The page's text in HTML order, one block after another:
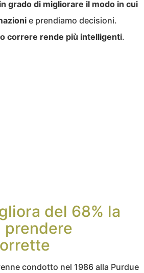
grado di migliorare il modo in cui
e prendiamo decisioni.
correre rende più intelligenti.
del 68% la
prendere
condotto nel 1986 alla Purdue